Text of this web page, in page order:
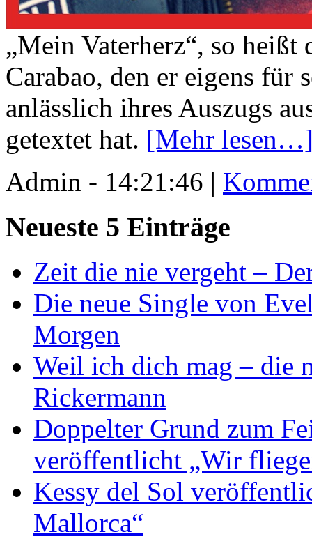
„Mein Vaterherz“, so heißt
Carabao, den er eigens für
anlässlich ihres Auszugs
getextet hat. [Mehr
Admin - 14:21:46 |
Neueste 5 Einträge
Zeit die nie vergeht –
Die neue Single von
Morgen
Weil ich dich mag – die
Rickermann
Doppelter Grund zum
veröffentlicht „Wir
Kessy del Sol
Mallorca“